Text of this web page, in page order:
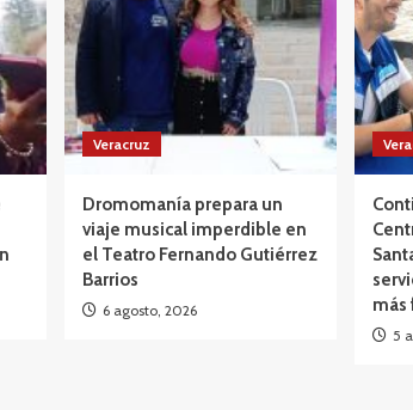
Veracruz
Dromomanía prepara un
viaje musical imperdible en
el Teatro Fernando Gutiérrez
Barrios
6 agosto, 2026
más
5